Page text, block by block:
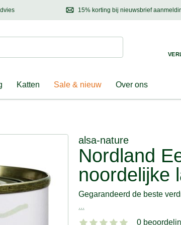
15% korting bij nieuwsbrief
Ontdek nieuwtjes,
uw vragen, onze voedingsdeskundige adviseert u graag!
Suchen
Katten Sale & nieuw Over ons
alsa-nature
Nordland
noordelijke
Gegarandeerd de beste
...
0